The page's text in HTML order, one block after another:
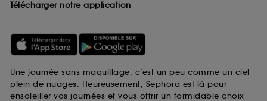
Télécharger notre application
Une journée sans maquillage, c’est un peu comme un ciel
plein de nuages. Heureusement, Sephora est là pour
ensoleiller vos journées et vous offrir un formidable choix